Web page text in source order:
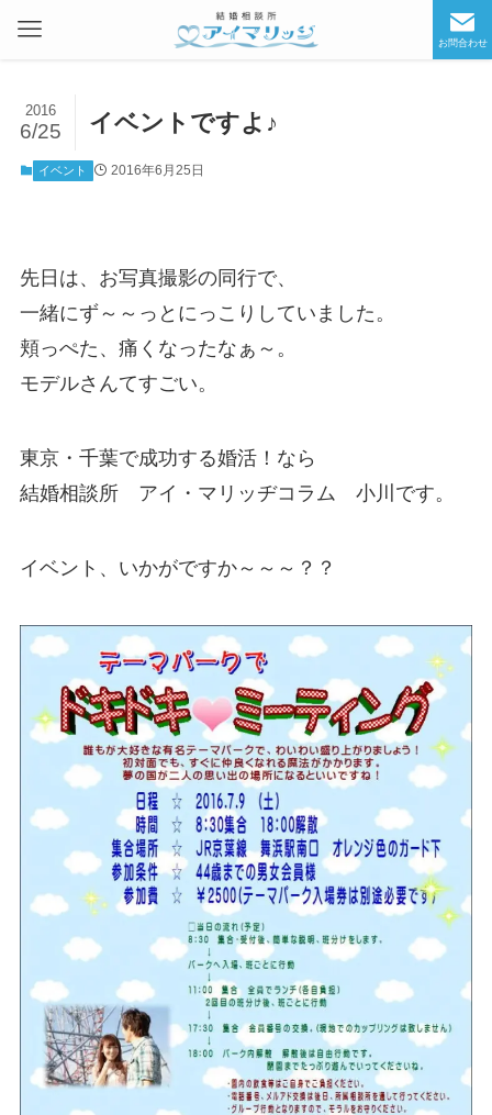
お問合わせ
イベントですよ♪
2016
6/25
イベント 2016年6月25日
先日は、お写真撮影の同行で、
一緒にず～～っとにっこりしていました。
頬っぺた、痛くなったなぁ～。
モデルさんてすごい。
東京・千葉で成功する婚活！なら
結婚相談所 アイ・マリッヂコラム 小川です。
イベント、いかがですか～～～？？